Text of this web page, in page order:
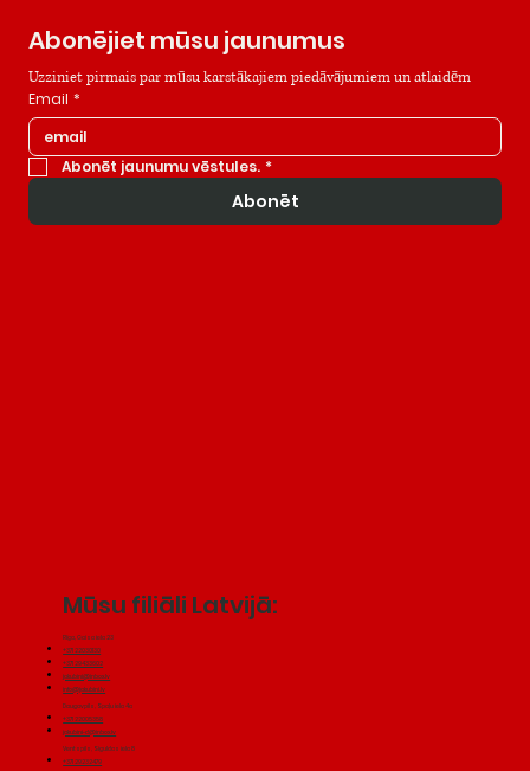
Mūsu filiāli Latvijā:
Rīga, Gaisa iela 23
+371 22030130
+371 29433602
jakubini@inbox.lv
info@jakubini.lv
Daugavpils, Spaļu iela 4a
+371 22005358
jakubini-d@inbox.lv
Ventspils, Siguldas iela 8
+371 29232479
Abonējiet mūsu jaunumus
Uzziniet pirmais par mūsu karstākajiem piedāvājumiem un atlaidēm
Email *
Abonēt jaunumu vēstules. *
Abonēt